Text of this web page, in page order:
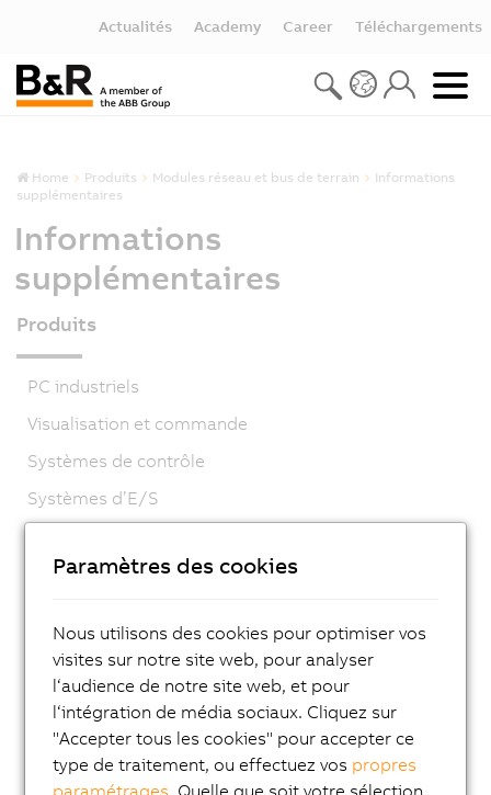
Actualités Academy Career Téléchargements
Home Produits Modules réseau et bus de terrain
Informations
supplémentaires
Informations
supplémentaires
Produits
PC industriels
Visualisation et commande
Systèmes de contrôle
Systèmes d’E/S
Technologie de sécurité
Systèmes mécatroniques
Robotique
Mobile Automation
Modules réseau et bus de terrain
Paramètres des cookies
Nous utilisons des cookies pour optimiser vos
visites sur notre site web, pour analyser
l‘audience de notre site web, et pour
l‘intégration de média sociaux. Cliquez sur
"Accepter tous les cookies" pour accepter ce
type de traitement, ou effectuez vos propres
paramétrages. Quelle que soit votre sélection,